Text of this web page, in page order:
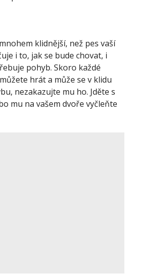
klidnější, než pes vaší
i to, jak se bude chovat, i
pohyb. Skoro každé
hrát a může se v klidu
nezakazujte mu ho. Jděte s
mu na vašem dvoře vyčleňte